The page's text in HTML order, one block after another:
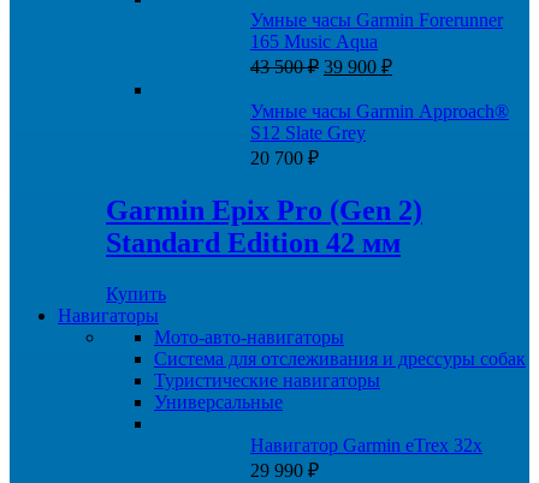
составляла
59
990 ₽.
33
Умные часы Garmin Forerunner
165 Music Aqua
43 500₽ Первоначальная
составляла
43
39 900 ₽Текущая
39
Умные часы Garmin Approach®
S12 Slate Grey
20 700 ₽
Garmin Epix Pro (Gen 2)
Standard Edition 42 мм
Купить
Навигаторы
Мото-авто-навигаторы
Система для отслеживания и дрессуры собак
Туристические навигаторы
Универсальные
Навигатор Garmin eTrex 32x
29 990 ₽